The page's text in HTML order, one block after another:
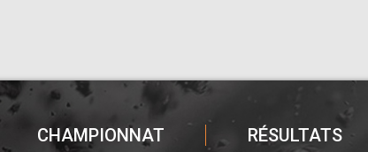
CHAMPIONNAT RÉSULTATS